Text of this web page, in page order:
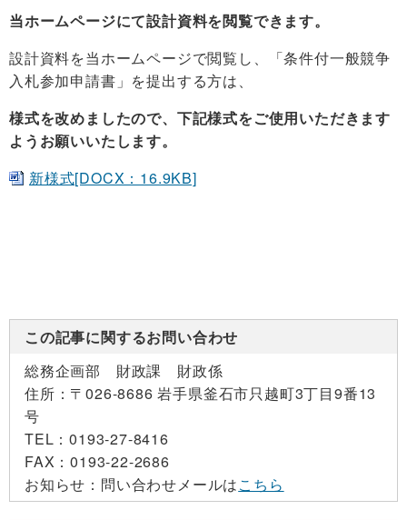
当ホームページにて設計資料を閲覧できます。
設計資料を当ホームページで閲覧し、「条件付一般競争
入札参加申請書」を提出する方は、
様式を改めましたので、下記様式をご使用いただきます
ようお願いいたします。
新様式[DOCX：16.9KB]
この記事に関するお問い合わせ
総務企画部 財政課 財政係
住所： 〒026-8686 岩手県釜石市只越町3丁目9番13
号
TEL：0193-27-8416
FAX：0193-22-2686
お知らせ： 問い合わせメールはこちら